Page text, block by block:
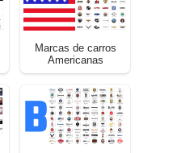
Marcas de carros
Americanas